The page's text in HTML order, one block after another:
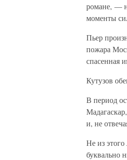
романе, —
моменты
Пьер
пожара
спасенная
Кутузов
В период
и, не
Не из
буквально